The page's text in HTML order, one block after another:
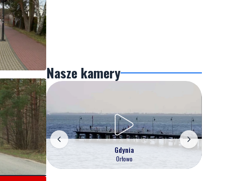
Nasze kamery
Gdynia
Orłowo